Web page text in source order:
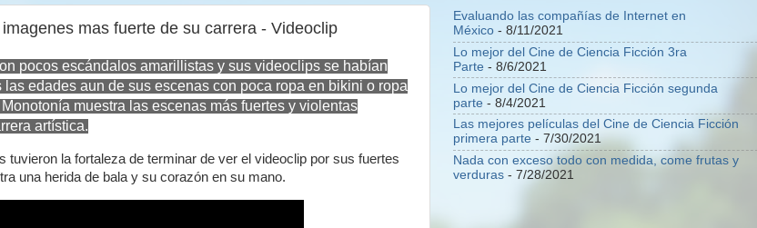
mas fuerte de su carrera - Videoclip
pocos escándalos amarillistas y sus videoclips se habían
edades aun de sus escenas con poca ropa en bikini o ropa
muestra las escenas más fuertes y violentas
artística.
tuvieron la fortaleza de terminar de ver el videoclip por sus fuertes
una herida de bala y su corazón en su mano.
Evaluando las compañías de Internet en
México - 8/11/2021
Lo mejor del Cine de Ciencia Ficción 3ra
Parte - 8/6/2021
Lo mejor del Cine de Ciencia Ficción segunda
parte - 8/4/2021
Las mejores películas del Cine de Ciencia Ficción
primera parte - 7/30/2021
Nada con exceso todo con medida, come frutas y
verduras - 7/28/2021